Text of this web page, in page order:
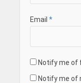
Email *
Notify me of
Notify me of